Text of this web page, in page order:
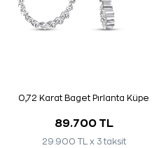
0,72 Karat Baget Pırlanta Küpe
89.700 TL
29.900 TL x 3 taksit